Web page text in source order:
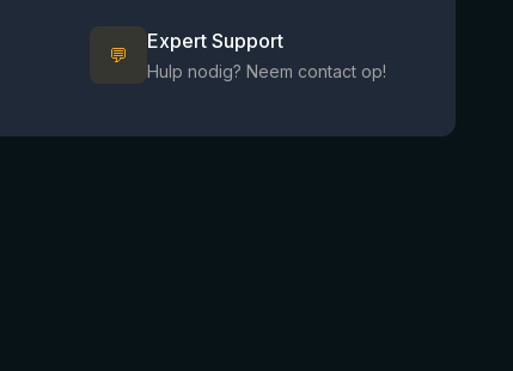
💬
Expert Support
Hulp nodig? Neem contact op!